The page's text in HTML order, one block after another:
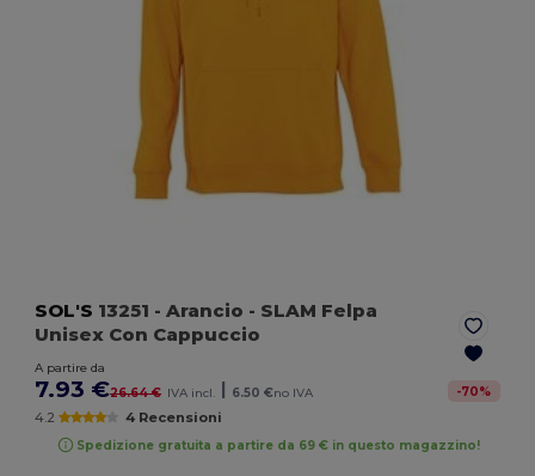
SOL'S 13251 - Arancio - SLAM Felpa
Unisex Con Cappuccio
A partire da
7.93 €26.64 € IVA incl. | 6.50 €no IVA -70%
4.2 4 Recensioni
Spedizione gratuita a partire da 69 € in questo magazzino!